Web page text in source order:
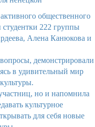
общественного
студентки 222 группы
Алена Канюкова и
демонстрировали
в удивительный мир
но и напомнила
культурное
для себя новые